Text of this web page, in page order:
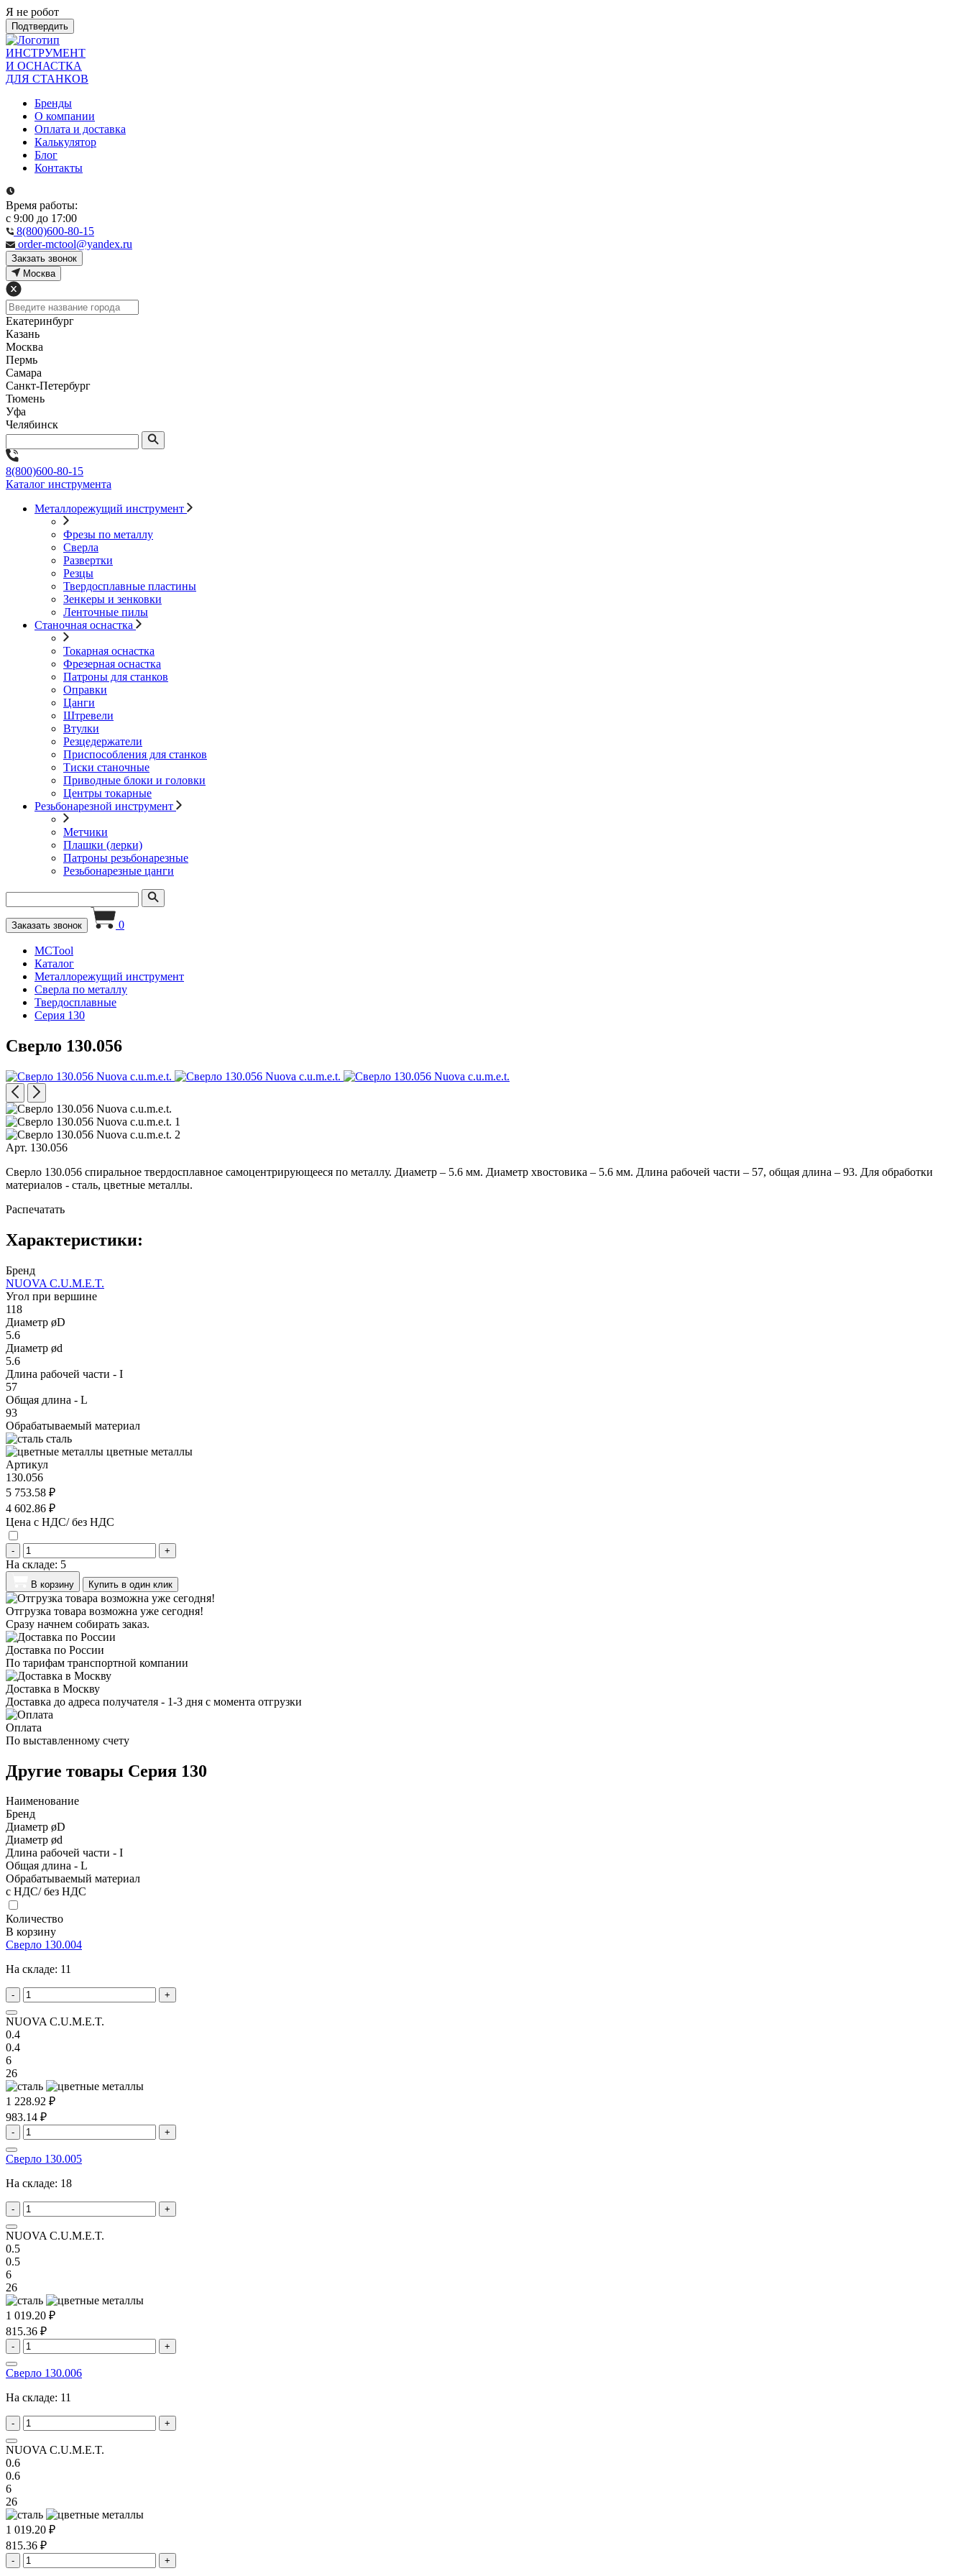
Я не робот
Подтвердить
ИНСТРУМЕНТ
И ОСНАСТКА
ДЛЯ СТАНКОВ
Бренды
О компании
Оплата и доставка
Калькулятор
Блог
Контакты
Время работы:
с 9:00 до 17:00
8(800)600-80-15
order-mctool@yandex.ru
Закзать звонок
Москва
Екатеринбург
Казань
Москва
Пермь
Самара
Санкт-Петербург
Тюмень
Уфа
Челябинск
8(800)600-80-15
Каталог инструмента
Металлорежущий инструмент
Фрезы по металлу
Сверла
Развертки
Резцы
Твердосплавные пластины
Зенкеры и зенковки
Ленточные пилы
Станочная оснастка
Токарная оснастка
Фрезерная оснастка
Патроны для станков
Оправки
Цанги
Штревели
Втулки
Резцедержатели
Приспособления для станков
Тиски станочные
Приводные блоки и головки
Центры токарные
Резьбонарезной инструмент
Метчики
Плашки (лерки)
Патроны резьбонарезные
Резьбонарезные цанги
Заказать звонок 0
MCTool
Каталог
Металлорежущий инструмент
Сверла по металлу
Твердосплавные
Серия 130
Сверло 130.056
Арт. 130.056
Сверло 130.056 спиральное твердосплавное самоцентрирующееся по металлу. Диаметр – 5.6 мм. Диаметр хвостовика – 5.6 мм. Длина рабочей части – 57, общая длина – 93. Для обработки
материалов - сталь, цветные металлы.
Распечатать
Характеристики:
Бренд
NUOVA C.U.M.E.T.
Угол при вершине
118
Диаметр øD
5.6
Диаметр ød
5.6
Длина рабочей части - I
57
Общая длина - L
93
Обрабатываемый материал
сталь
цветные металлы
Артикул
130.056
5 753.58 ₽
4 602.86 ₽
Цена с НДС/ без НДС
- +
На складе: 5
В корзину Купить в один клик
Отгрузка товара возможна уже сегодня!
Сразу начнем собирать заказ.
Доставка по России
По тарифам транспортной компании
Доставка в Москву
Доставка до адреса получателя - 1-3 дня с момента отгрузки
Оплата
По выставленному счету
Другие товары Серия 130
Наименование
Бренд
Диаметр øD
Диаметр ød
Длина рабочей части - I
Общая длина - L
Обрабатываемый материал
с НДС/ без НДС
Количество
В корзину
Сверло 130.004
На складе: 11
- +
NUOVA C.U.M.E.T.
0.4
0.4
6
26
1 228.92 ₽
983.14 ₽
- +
Сверло 130.005
На складе: 18
- +
NUOVA C.U.M.E.T.
0.5
0.5
6
26
1 019.20 ₽
815.36 ₽
- +
Сверло 130.006
На складе: 11
- +
NUOVA C.U.M.E.T.
0.6
0.6
6
26
1 019.20 ₽
815.36 ₽
- +